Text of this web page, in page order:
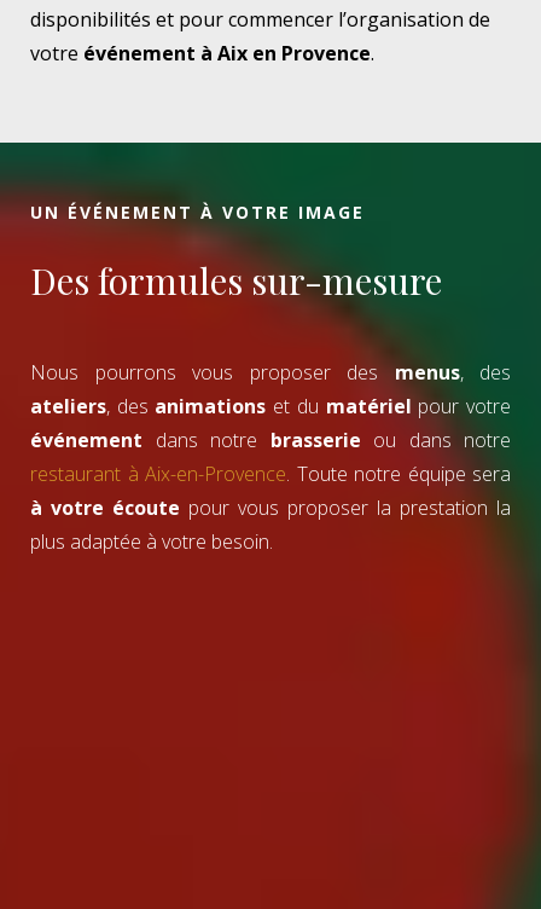
disponibilités et pour commencer l’organisation de
votre événement à Aix en Provence.
UN ÉVÉNEMENT À VOTRE IMAGE
Des formules sur-mesure
Nous pourrons vous proposer des menus, des
ateliers, des animations et du matériel pour votre
événement dans notre brasserie ou dans notre
restaurant à Aix-en-Provence. Toute notre équipe sera
à votre écoute pour vous proposer la prestation la
plus adaptée à votre besoin.